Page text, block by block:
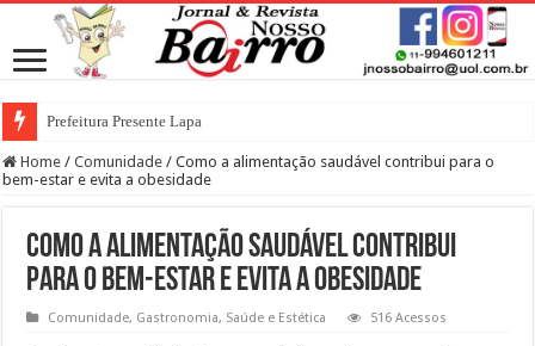
Prefeitura Presente Lapa
Home / Comunidade / Como a alimentação saudável contribui para o
bem-estar e evita a obesidade
Como a alimentação saudável contribui
para o bem-estar e evita a obesidade
Comunidade, Gastronomia, Saúde e Estética 516 Acessos